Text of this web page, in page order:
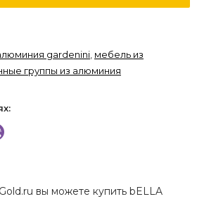
gardenini мебель из
группы из алюминия
вы можете купить bELLA